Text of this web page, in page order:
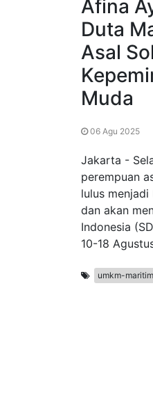
Afina
Duta
Asal
Muda
06 Agu 2025
Jakarta -
perempuan
lulus
dan akan
Indonesia
10-18
umkm-maritim